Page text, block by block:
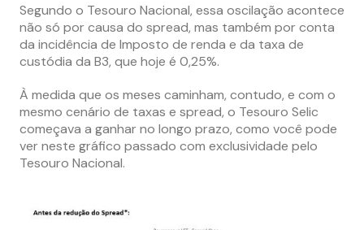
Segundo o Tesouro Nacional, essa oscilação acontece
não só por causa do spread, mas também por conta
da incidência de Imposto de renda e da taxa de
custódia da B3, que hoje é 0,25%.
À medida que os meses caminham, contudo, e com o
mesmo cenário de taxas e spread, o Tesouro Selic
começava a ganhar no longo prazo, como você pode
ver neste gráfico passado com exclusividade pelo
Tesouro Nacional.